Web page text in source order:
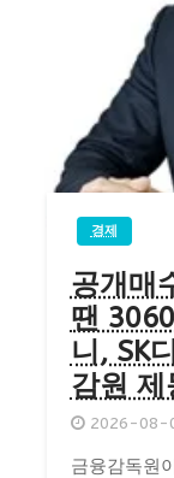
경제
공개매
땐
니, SK
감원 제
2026-08-
금융감독원